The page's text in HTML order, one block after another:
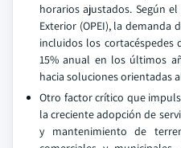
horarios ajustados. Según
Exterior (OPEI), la demanda
incluidos los cortacéspedes
15% anual en los últimos
hacia soluciones orientadas
Otro factor crítico que
la creciente adopción de
y mantenimiento de